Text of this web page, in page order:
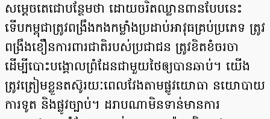
សម្តេចតេជោបន្ថែមថា ដោយចរិតឈ្លានពានបែបនេះ
ទើបកម្ពុជាត្រូវពង្រឹងកងកម្លាំងប្រដាប់អាវុធគ្រប់ប្រភេទ ត្រូវ
ពង្រឹងខឿនការពារជាតិរបស់ប្រជាជន ត្រូវខិតខំចរចា
ដើម្បីបោះបង្គោលព្រំដែនជាមួយថៃឲ្យបានឆាប់។ យើង
ត្រូវត្រៀមខ្លួនតស៊ូរយៈពេលវែងតាមផ្លូវយោធា នយោបាយ
ការទូត និងផ្លូវច្បាប់។ ដរាបណាមិនទាន់មានការ